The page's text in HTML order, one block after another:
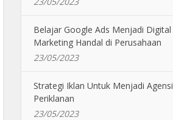
Belajar Google Ads Menjadi Digital
Marketing Handal di Perusahaan
23/05/2023
Strategi Iklan Untuk Menjadi Agensi
Periklanan
23/05/2023